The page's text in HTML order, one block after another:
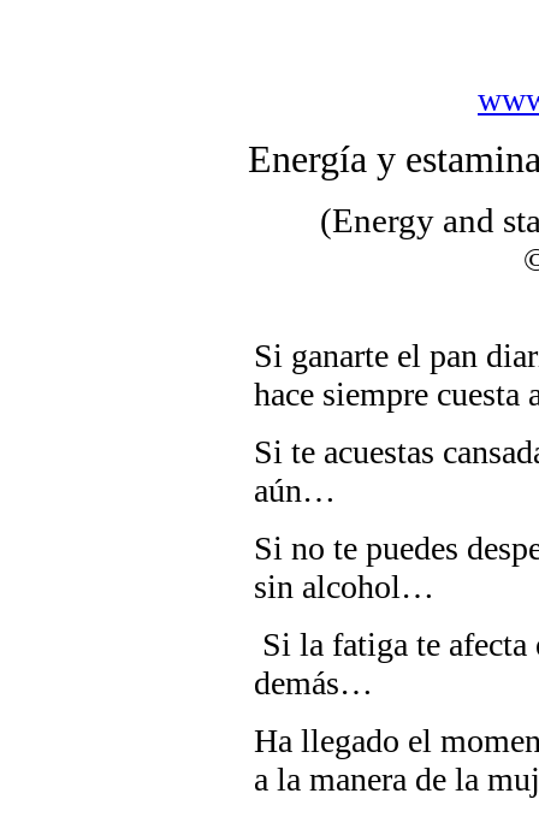
Energía y
(Energy and
Si ganarte el pan
hace siempre
Si te acuestas
aún…
Si no te puedes
sin alcohol…
Si la fatiga te
demás…
Ha llegado el
a la manera de la